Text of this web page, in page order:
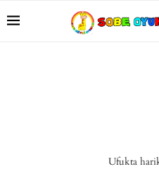
Ufukta